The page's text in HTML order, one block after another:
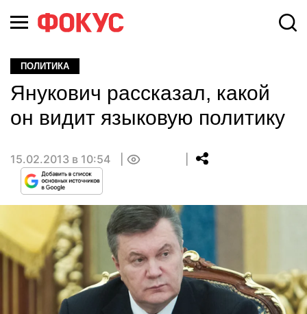
ПОЛИТИКА
Янукович рассказал, какой
он видит языковую политику
15.02.2013 в 10:54